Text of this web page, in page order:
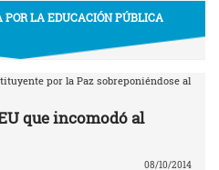
LA EDUCACIÓN PÚBLICA
por la Paz sobreponiéndose al
que incomodó al
08/10/2014